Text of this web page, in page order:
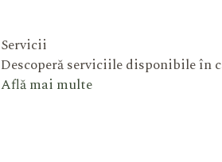
Servicii
Descoperă serviciile disponibile
Află mai multe